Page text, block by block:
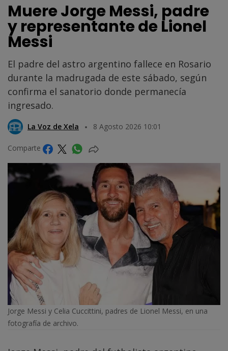
Muere Jorge Messi, padre
y representante de Lionel
Messi
El padre del astro argentino fallece en Rosario
durante la madrugada de este sábado, según
confirma el sanatorio donde permanecía
ingresado.
La Voz de Xela 8 Agosto 2026 10:01
Comparte
Jorge Messi y Celia Cuccittini, padres de Lionel Messi, en una
fotografía de archivo.